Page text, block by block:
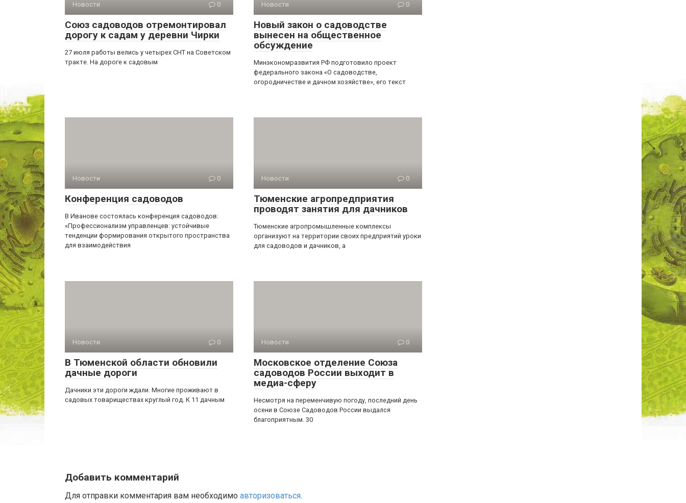
Новости 0
Союз садоводов отремонтировал
дорогу к садам у деревни Чирки
27 июля работы велись у четырех СНТ на Советском
тракте. На дороге к садовым
Новости 0
Новый закон о садоводстве
вынесен на общественное
обсуждение
Минэкономразвития РФ подготовило проект
федерального закона «О садоводстве,
огородничестве и дачном хозяйстве», его текст
Новости 0
Конференция садоводов
В Иванове состоялась конференция садоводов:
«Профессионализм управленцев: устойчивые
тенденции формирования открытого пространства
для взаимодействия
Новости 0
Тюменские агропредприятия
проводят занятия для дачников
Тюменские агропромышленные комплексы
организуют на территории своих предприятий уроки
для садоводов и дачников, а
Новости 0
В Тюменской области обновили
дачные дороги
Дачники эти дороги ждали. Многие проживают в
садовых товариществах круглый год. К 11 дачным
Новости 0
Московское отделение Союза
садоводов России выходит в
медиа-сферу
Несмотря на переменчивую погоду, последний день
осени в Союзе Садоводов России выдался
благоприятным. 30
Добавить комментарий
Для отправки комментария вам необходимо авторизоваться.